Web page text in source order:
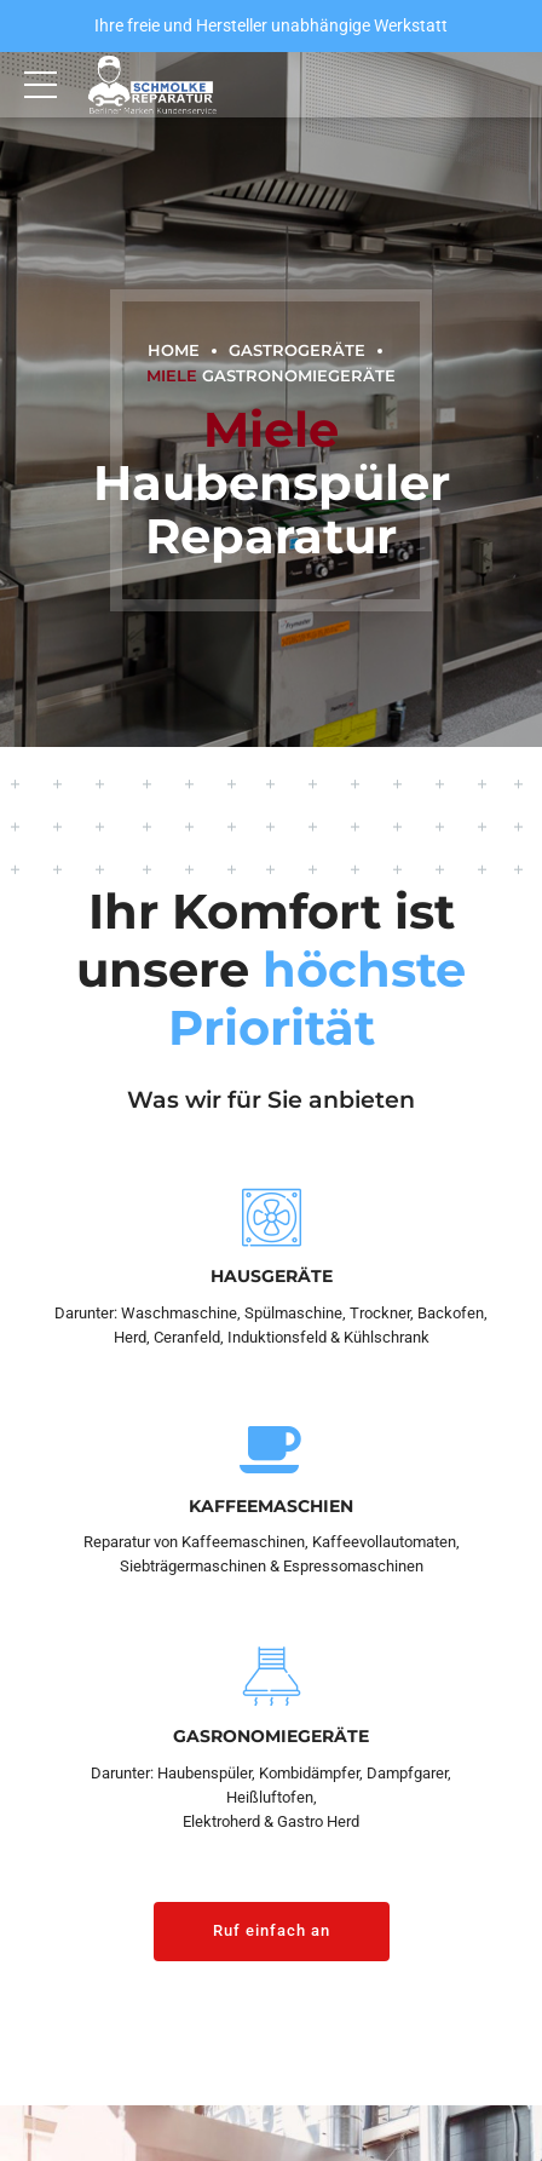
Ihre freie und Hersteller unabhängige Werkstatt
HOME
GASTROGERÄTE
MIELE GASTRONOMIEGERÄTE
Miele
Haubenspüler
Reparatur
Ihr Komfort ist
unsere höchste
Priorität
Was wir für Sie anbieten
HAUSGERÄTE
Darunter: Waschmaschine, Spülmaschine, Trockner, Backofen,
Herd, Ceranfeld, Induktionsfeld & Kühlschrank
KAFFEEMASCHIEN
Reparatur von Kaffeemaschinen, Kaffeevollautomaten,
Siebträgermaschinen & Espressomaschinen
GASRONOMIEGERÄTE
Darunter: Haubenspüler, Kombidämpfer, Dampfgarer,
Heißluftofen,
Elektroherd & Gastro Herd
Ruf einfach an